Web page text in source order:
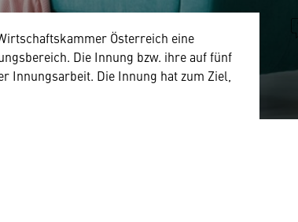
Österreich eine
Die Innung bzw. ihre auf fünf
Innungsarbeit. Die Innung hat zum Ziel,